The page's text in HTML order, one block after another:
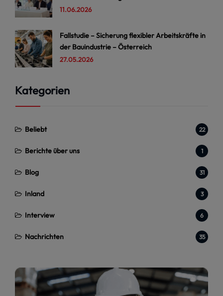
11.06.2026
Fallstudie – Sicherung flexibler Arbeitskräfte in
der Bauindustrie – Österreich
27.05.2026
Kategorien
Beliebt 22
Berichte über uns 1
Blog 31
Inland 3
Interview 6
Nachrichten 35